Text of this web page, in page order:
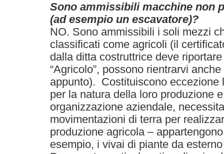
Sono ammissibili macchine non
(ad esempio un escavatore)?
NO. Sono ammissibili i soli mezzi
classificati come agricoli (il
dalla ditta costruttrice deve
“Agricolo”, possono rientrarvi
appunto). Costituiscono eccezione
per la natura della loro produzione
organizzazione aziendale,
movimentazioni di terra per
produzione agricola –
esempio, i vivai di piante da